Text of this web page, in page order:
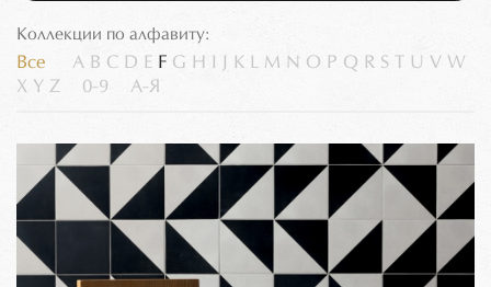
Коллекции по алфавиту:
Все A B C D E F G H K L M N O P Q R S U V W
X Y Z 0-9 А-Я